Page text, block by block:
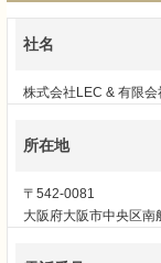
社名
株式会社LEC & 有限
所在地
〒542-0081
大阪府大阪市中央区南